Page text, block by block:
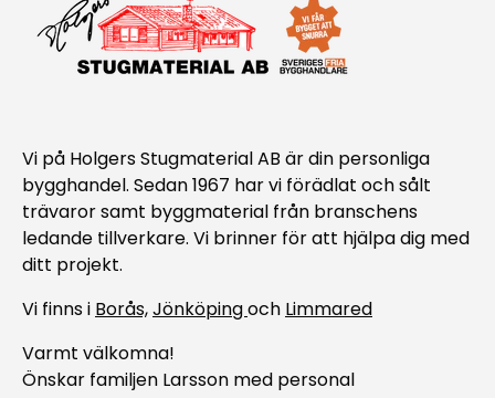
Vi på Holgers Stugmaterial AB är din personliga
bygghandel. Sedan 1967 har vi förädlat och sålt
trävaror samt byggmaterial från branschens
ledande tillverkare. Vi brinner för att hjälpa dig med
ditt projekt.
Vi finns i Borås,Jönköpingoch Limmared
Varmt välkomna!
Önskar familjen Larsson med personal